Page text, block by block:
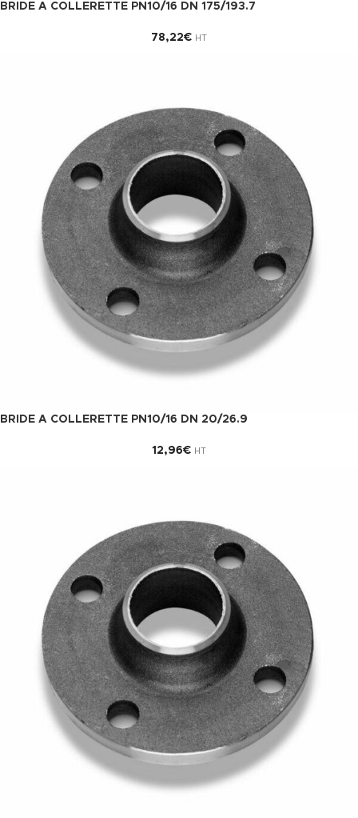
BRIDE A COLLERETTE PN10/16 DN 175/193.7
78,22€ HT
BRIDE A COLLERETTE PN10/16 DN 20/26.9
12,96€ HT